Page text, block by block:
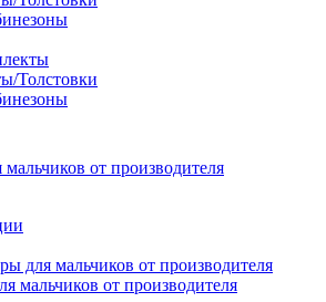
Толстовки
от производителя
для мальчиков от производителя
мальчиков от производителя